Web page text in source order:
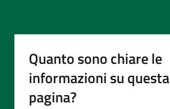
Quanto sono chiare le
informazioni su questa
pagina?